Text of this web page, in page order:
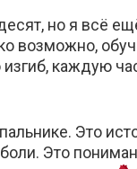
но я всё
возможно,
каждую
Это
Это